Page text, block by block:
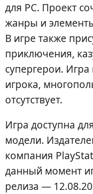
для PC. Проект
жанры и
В игре также
приключения,
супергерои.
игрока,
отсутствует.
Игра доступна
модели.
компания
данный момент
релиза —